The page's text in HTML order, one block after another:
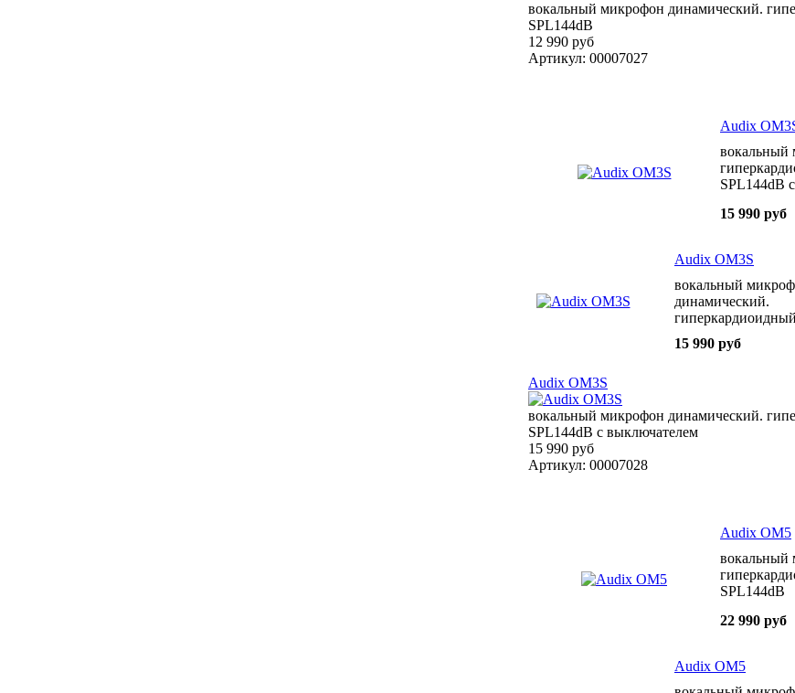
вокальный микрофон динамический.
SPL144dB
12 990 руб
Артикул: 00007027
Audix
вокальный
SPL144dB
15 990 руб
Audix OM3S
вокальный
динамический.
SPL144dB с
15 990 руб
Audix OM3S
вокальный микрофон динамический.
SPL144dB с выключателем
15 990 руб
Артикул: 00007028
Audix OM5
вокальный
SPL144dB
22 990 руб
Audix OM5